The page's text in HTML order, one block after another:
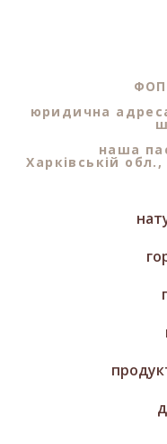
юридична
наша
Харківській